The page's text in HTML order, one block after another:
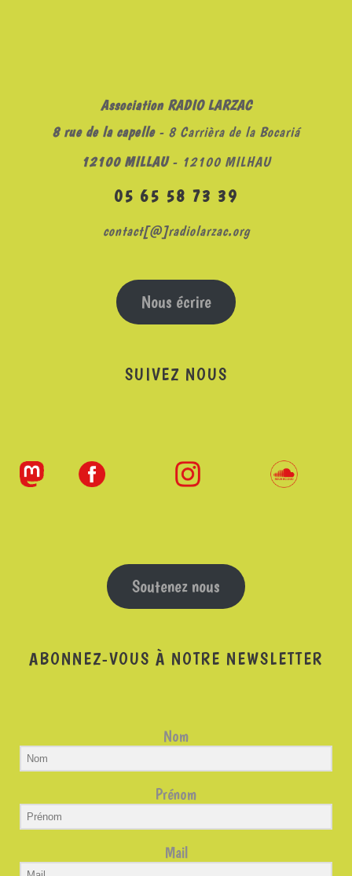
Association RADIO LARZAC
8 rue de la capelle- 8 Carrièra de la Bocariá
12100 MILLAU- 12100 MILHAU
05 65 58 73 39
contact[@]radiolarzac.org
Nous écrire
SUIVEZ NOUS
Soutenez nous
ABONNEZ-VOUS À NOTRE NEWSLETTER
Nom
Prénom
Mail